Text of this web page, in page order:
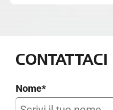
CONTATTACI
Nome*